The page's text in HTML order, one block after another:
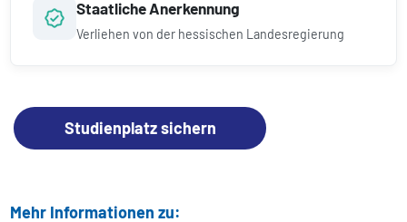
Staatliche Anerkennung
Verliehen von der hessischen Landesregierung
Studienplatz sichern
Mehr Informationen zu: